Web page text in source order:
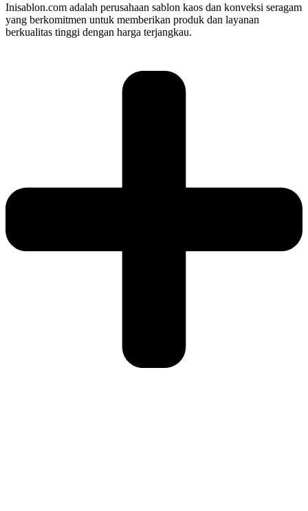
Inisablon.com adalah perusahaan sablon kaos dan konveksi seragam
yang berkomitmen untuk memberikan produk dan layanan
berkualitas tinggi dengan harga terjangkau.